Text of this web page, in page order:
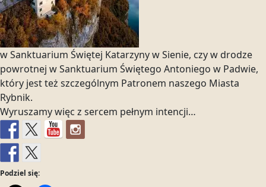
w Sanktuarium Świętej Katarzyny w Sienie, czy w drodze
powrotnej w Sanktuarium Świętego Antoniego w Padwie,
który jest też szczególnym Patronem naszego Miasta
Rybnik.
Wyruszamy więc z sercem pełnym intencji…
Podziel się: